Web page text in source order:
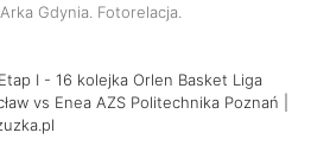
Gdynia. Fotorelacja.